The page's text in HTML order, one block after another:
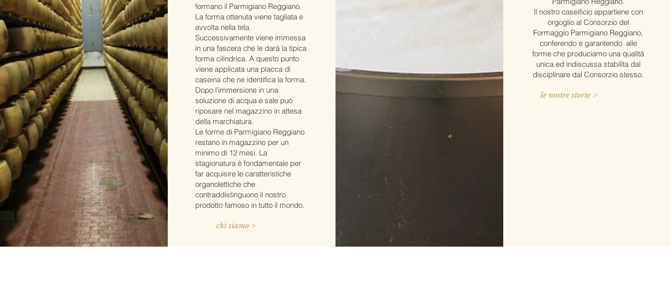
formano il Parmigiano Reggiano.
La forma ottenuta viene tagliata e
avvolta nella tela.
Successivamente viene immessa
in una fascera che le darà la tipica
forma cilindrica. A questo punto
viene applicata una placca di
caseina che ne identifica la forma.
Dopo l’immersione in una
soluzione di acqua e sale può
riposare nel magazzino in attesa
della marchiatura.
Le forme di Parmigiano Reggiano
restano in magazzino per un
minimo di 12 mesi. La
stagionatura è fondamentale per
far acquisire le caratteristiche
organolettiche che
contraddistinguono il nostro
prodotto famoso in tutto il mondo.
chi siamo >
Il nostro caseificio appartiene con
orgoglio al Consorzio del
Formaggio Parmigiano Reggiano,
conferendo e garantendo alle
forme che produciamo una qualità
unica ed indiscussa stabilita dal
disciplinare dal Consorzio stesso.
le nostre storie >